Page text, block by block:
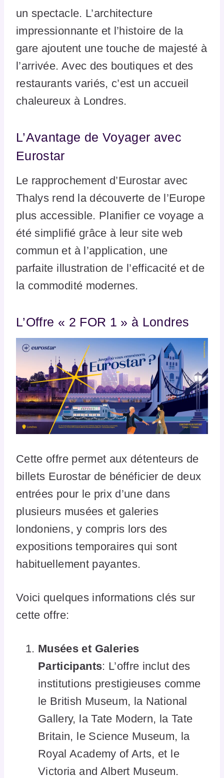
un spectacle. L’architecture
impressionnante et l’histoire de la
gare ajoutent une touche de majesté à
l’arrivée. Avec des boutiques et des
restaurants variés, c’est un accueil
chaleureux à Londres.
L’Avantage de Voyager avec
Eurostar
Le rapprochement d’Eurostar avec
Thalys rend la découverte de l’Europe
plus accessible. Planifier ce voyage a
été simplifié grâce à leur site web
commun et à l’application, une
parfaite illustration de l’efficacité et de
la commodité modernes.
L’Offre « 2 FOR 1 » à Londres
Cette offre permet aux détenteurs de
billets Eurostar de bénéficier de deux
entrées pour le prix d’une dans
plusieurs musées et galeries
londoniens, y compris lors des
expositions temporaires qui sont
habituellement payantes.
Voici quelques informations clés sur
cette offre:
Musées et Galeries
Participants: L’offre inclut des
institutions prestigieuses comme
le British Museum, la National
Gallery, la Tate Modern, la Tate
Britain, le Science Museum, la
Royal Academy of Arts, et le
Victoria and Albert Museum.